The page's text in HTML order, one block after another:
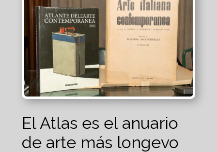
El Atlas es el anuario
de arte más longevo